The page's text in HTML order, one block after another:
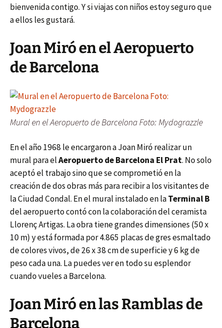
bienvenida contigo. Y si viajas con niños estoy seguro que
a ellos les gustará.
Joan Miró en el Aeropuerto
de Barcelona
Mural en el Aeropuerto de Barcelona Foto: Mydograzzle
En el año 1968 le encargaron a Joan Miró realizar un
mural para elAeropuerto de Barcelona El Prat. No solo
aceptó el trabajo sino que se comprometió en la
creación de dos obras más para recibir a los visitantes de
la Ciudad Condal. En el mural instalado en laTerminal B
del aeropuerto contó con la colaboración del ceramista
Llorenç Artigas. La obra tiene grandes dimensiones (50 x
10 m) y está formada por 4.865 placas de gres esmaltado
de colores vivos, de 26 x 38 cm de superficie y 6 kg de
peso cada una. La puedes ver en todo su esplendor
cuando vueles a Barcelona.
Joan Miró en las Ramblas de
Barcelona